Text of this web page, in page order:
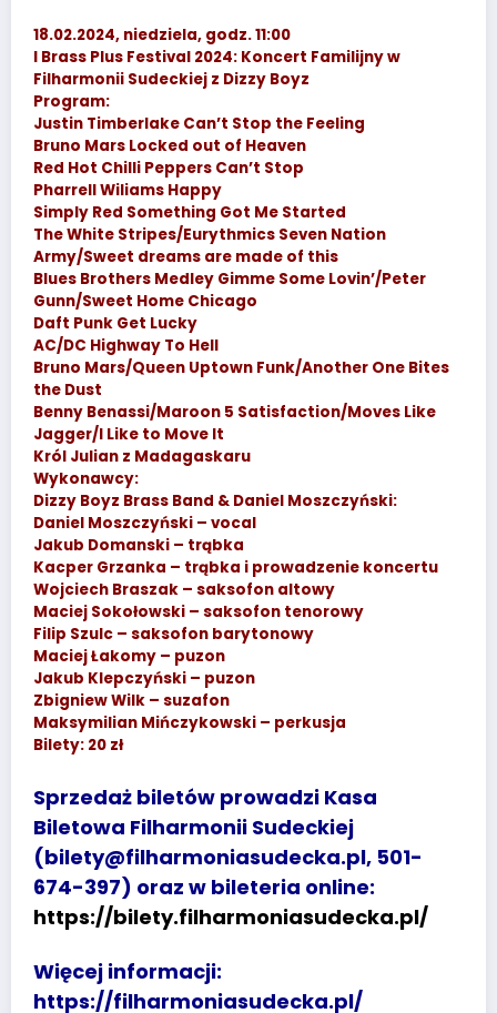
18.02.2024, niedziela, godz. 11:00
I Brass Plus Festival 2024: Koncert Familijny w
Filharmonii Sudeckiej z Dizzy Boyz
Program:
Justin Timberlake Can’t Stop the Feeling
Bruno Mars Locked out of Heaven
Red Hot Chilli Peppers Can’t Stop
Pharrell Wiliams Happy
Simply Red Something Got Me Started
The White Stripes/Eurythmics Seven Nation
Army/Sweet dreams are made of this
Blues Brothers Medley Gimme Some Lovin’/Peter
Gunn/Sweet Home Chicago
Daft Punk Get Lucky
AC/DC Highway To Hell
Bruno Mars/Queen Uptown Funk/Another One Bites
the Dust
Benny Benassi/Maroon 5 Satisfaction/Moves Like
Jagger/I Like to Move It
Król Julian z Madagaskaru
Wykonawcy:
Dizzy Boyz Brass Band & Daniel Moszczyński:
Daniel Moszczyński – vocal
Jakub Domanski – trąbka
Kacper Grzanka – trąbka i prowadzenie koncertu
Wojciech Braszak – saksofon altowy
Maciej Sokołowski – saksofon tenorowy
Filip Szulc – saksofon barytonowy
Maciej Łakomy – puzon
Jakub Klepczyński – puzon
Zbigniew Wilk – suzafon
Maksymilian Mińczykowski – perkusja
Bilety: 20 zł
Sprzedaż biletów prowadzi Kasa
Biletowa Filharmonii Sudeckiej
(bilety@filharmoniasudecka.pl, 501-
674-397) oraz w bileteria online:
https://bilety.filharmoniasudecka.pl/
Więcej informacji:
https://filharmoniasudecka.pl/